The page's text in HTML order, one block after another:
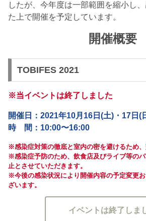
したが、今年度は一部範囲を縮小し
た上で開催を予定しています。
開催概要
TOBIFES 2021
※当イベントは終了しました
開催日：2021年10月16日(土)・17日(
時 間：10:00〜16:00
※感染症対策の徹底と室内の密を避けるため、
※感染症予防のため、飲食店及びライブ等の
止とさせていただきます。
※今後の感染状況により開催内容の予定変更
ざいます。
イベントは終了しま